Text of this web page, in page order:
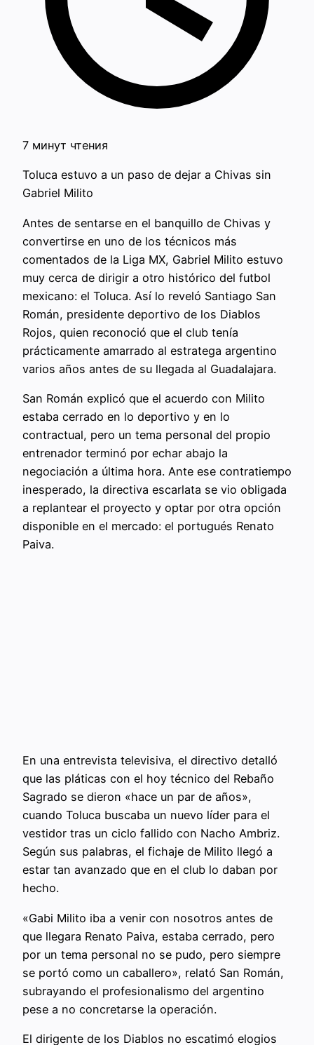
7 минут чтения
Toluca estuvo a un paso de dejar a Chivas sin
Gabriel Milito
Antes de sentarse en el banquillo de Chivas y
convertirse en uno de los técnicos más
comentados de la Liga MX, Gabriel Milito estuvo
muy cerca de dirigir a otro histórico del futbol
mexicano: el Toluca. Así lo reveló Santiago San
Román, presidente deportivo de los Diablos
Rojos, quien reconoció que el club tenía
prácticamente amarrado al estratega argentino
varios años antes de su llegada al Guadalajara.
San Román explicó que el acuerdo con Milito
estaba cerrado en lo deportivo y en lo
contractual, pero un tema personal del propio
entrenador terminó por echar abajo la
negociación a última hora. Ante ese contratiempo
inesperado, la directiva escarlata se vio obligada
a replantear el proyecto y optar por otra opción
disponible en el mercado: el portugués Renato
Paiva.
En una entrevista televisiva, el directivo detalló
que las pláticas con el hoy técnico del Rebaño
Sagrado se dieron «hace un par de años»,
cuando Toluca buscaba un nuevo líder para el
vestidor tras un ciclo fallido con Nacho Ambriz.
Según sus palabras, el fichaje de Milito llegó a
estar tan avanzado que en el club lo daban por
hecho.
«Gabi Milito iba a venir con nosotros antes de
que llegara Renato Paiva, estaba cerrado, pero
por un tema personal no se pudo, pero siempre
se portó como un caballero», relató San Román,
subrayando el profesionalismo del argentino
pese a no concretarse la operación.
El dirigente de los Diablos no escatimó elogios